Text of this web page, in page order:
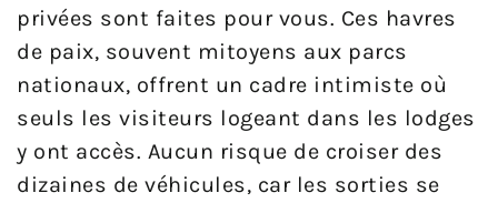
privées sont faites pour vous. Ces havres
de paix, souvent mitoyens aux parcs
nationaux, offrent un cadre intimiste où
seuls les visiteurs logeant dans les lodges
y ont accès. Aucun risque de croiser des
dizaines de véhicules, car les sorties se